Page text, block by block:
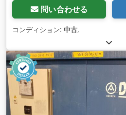
問い合わせる
コンディション: 中古,